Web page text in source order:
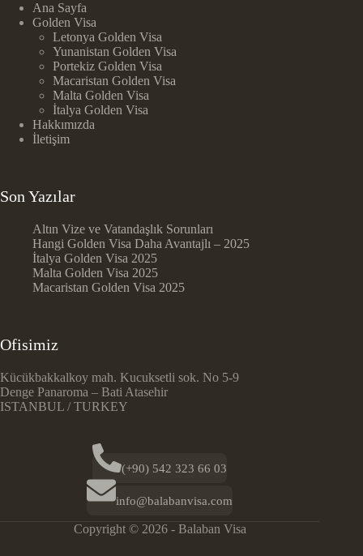
Ana Sayfa
Golden Visa
Letonya Golden Visa
Yunanistan Golden Visa
Portekiz Golden Visa
Macaristan Golden Visa
Malta Golden Visa
İtalya Golden Visa
Hakkımızda
İletişim
Son Yazılar
Altın Vize ve Vatandaşlık Sorunları
Hangi Golden Visa Daha Avantajlı – 2025
İtalya Golden Visa 2025
Malta Golden Visa 2025
Macaristan Golden Visa 2025
Ofisimiz
Kücükbakkalkoy mah. Kucuksetli sok. No 5-9
Denge Panaroma – Bati Atasehir
ISTANBUL / TURKEY
(+90) 542 323 66 03
info@balabanvisa.com
Copyright © 2026 - Balaban Visa